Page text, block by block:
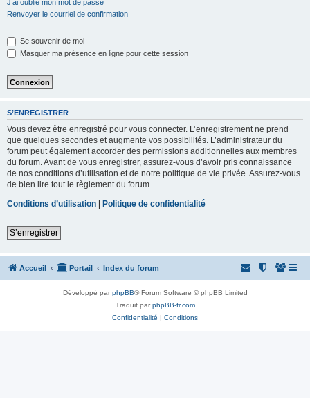
J’ai oublié mon mot de passe
Renvoyer le courriel de confirmation
Se souvenir de moi
Masquer ma présence en ligne pour cette session
S’ENREGISTRER
Vous devez être enregistré pour vous connecter. L’enregistrement ne prend
que quelques secondes et augmente vos possibilités. L’administrateur du
forum peut également accorder des permissions additionnelles aux membres
du forum. Avant de vous enregistrer, assurez-vous d’avoir pris connaissance
de nos conditions d’utilisation et de notre politique de vie privée. Assurez-vous
de bien lire tout le règlement du forum.
Conditions d’utilisation | Politique de confidentialité
S’enregistrer
Accueil Portail Index du forum
Développé parphpBB® Forum Software © phpBB Limited
Traduit parphpBB-fr.com
Confidentialité | Conditions